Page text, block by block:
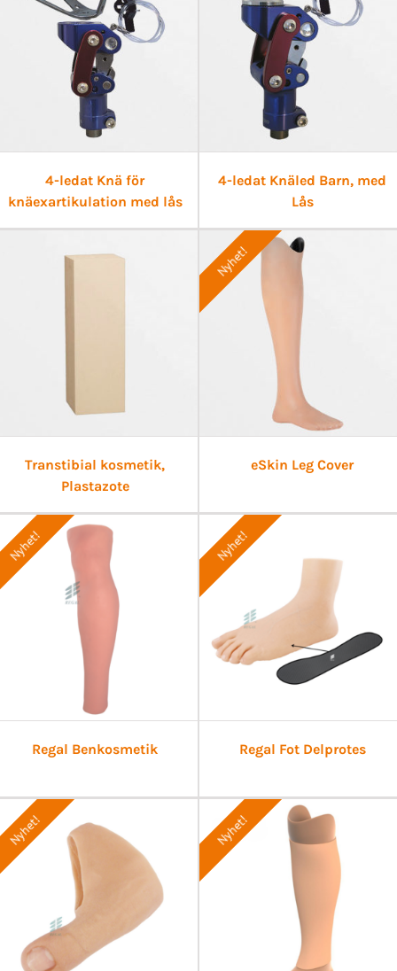
4-ledat Knä för
knäexartikulation med lås
4-ledat Knäled Barn, med
Lås
Transtibial kosmetik,
Plastazote
Nyhet!
eSkin Leg Cover
Nyhet!
Regal Benkosmetik
Nyhet!
Regal Fot Delprotes
Nyhet! Nyhet!